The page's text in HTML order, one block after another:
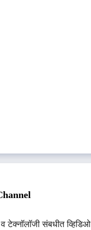
टेक्नॉलॉजी संबधीत व्हिडिओ